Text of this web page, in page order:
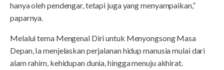
hanya oleh pendengar, tetapi juga yang menyampaikan,”
paparnya.
Melalui tema Mengenal Diri untuk Menyongsong Masa
Depan, Ia menjelaskan perjalanan hidup manusia mulai dari
alam rahim, kehidupan dunia, hingga menuju akhirat.